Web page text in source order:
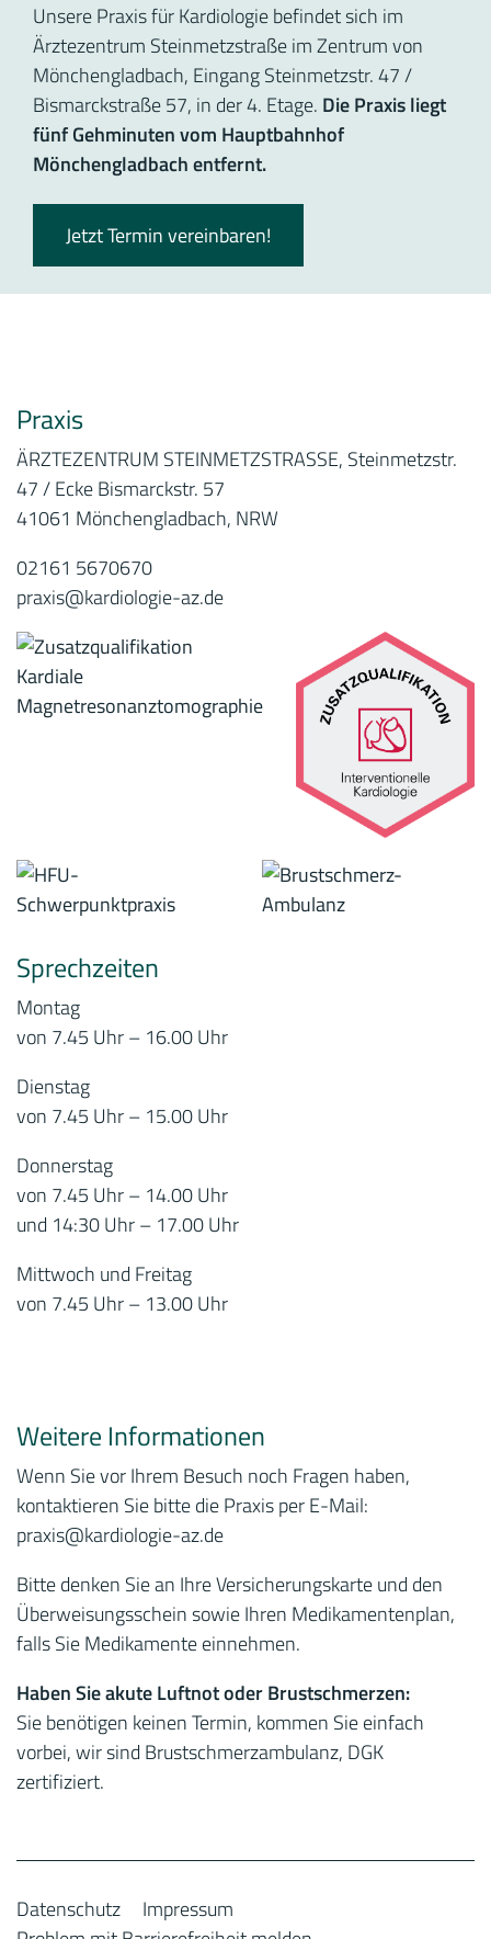
Unsere Praxis für Kardiologie befindet sich im
Ärztezentrum Steinmetzstraße im Zentrum von
Mönchengladbach, Eingang Steinmetzstr. 47 /
Bismarckstraße 57, in der 4. Etage. Die Praxis liegt
fünf Gehminuten vom Hauptbahnhof
Mönchengladbach entfernt.
Jetzt Termin vereinbaren!
Praxis
ÄRZTEZENTRUM STEINMETZSTRASSE, Steinmetzstr.
47 / Ecke Bismarckstr. 57
41061 Mönchengladbach, NRW
02161 5670670
praxis@kardiologie-az.de
Sprechzeiten
Montag
von 7.45 Uhr – 16.00 Uhr
Dienstag
von 7.45 Uhr – 15.00 Uhr
Donnerstag
von 7.45 Uhr – 14.00 Uhr
und 14:30 Uhr – 17.00 Uhr
Mittwoch und Freitag
von 7.45 Uhr – 13.00 Uhr
Weitere Informationen
Wenn Sie vor Ihrem Besuch noch Fragen haben,
kontaktieren Sie bitte die Praxis per E-Mail:
praxis@kardiologie-az.de
Bitte denken Sie an Ihre Versicherungskarte und den
Überweisungsschein sowie Ihren Medikamentenplan,
falls Sie Medikamente einnehmen.
Haben Sie akute Luftnot oder Brustschmerzen:
Sie benötigen keinen Termin, kommen Sie einfach
vorbei, wir sind Brustschmerzambulanz, DGK
zertifiziert.
Datenschutz
Impressum